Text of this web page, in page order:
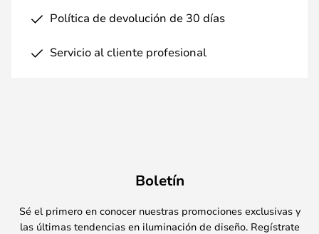
Política de devolución de 30 días
Servicio al cliente profesional
Boletín
Sé el primero en conocer nuestras promociones exclusivas y
las últimas tendencias en iluminación de diseño. Regístrate